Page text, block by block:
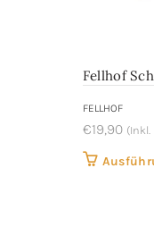
Fellhof
FELLHOF
€19,90 (Inkl.